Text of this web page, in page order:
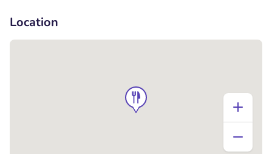
Location